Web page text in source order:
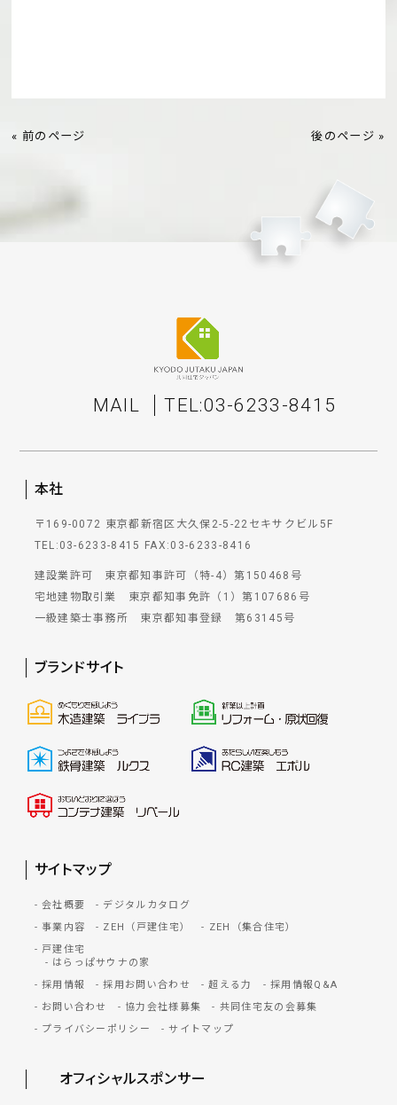
« 前のページ 後のページ »
MAIL TEL:03-6233-8415
本社
〒169-0072 東京都新宿区大久保2-5-22セキサクビル5F
TEL:03-6233-8415
FAX:03-6233-8416
建設業許可 東京都知事許可（特-4）第150468号
宅地建物取引業 東京都知事免許（1）第107686号
一級建築士事務所 東京都知事登録 第63145号
ブランドサイト
サイトマップ
会社概要
デジタルカタログ
事業内容
ZEH（戸建住宅）
ZEH（集合住宅）
戸建住宅
はらっぱサウナの家
採用情報
採用お問い合わせ 超える力
採用情報Q&A
お問い合わせ
協力会社様募集
共同住宅友の会募集
プライバシーポリシー
サイトマップ
オフィシャルスポンサー